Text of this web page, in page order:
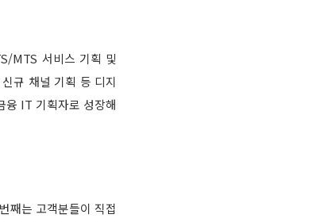
MTS 서비스 기획 및
규 채널 기획 등 디지
융 IT 기획자로 성장해
째는 고객분들이 직접